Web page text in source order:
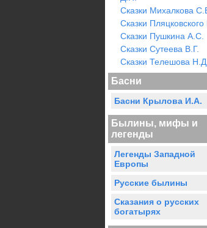
Сказки Михалкова
Сказки
Сказки Пушкина А.С.
Сказки Сутеева В.Г.
Сказки Телешова Н.Д.
Басни
Басни Крылова И.А.
Былины, мифы и
легенды
Легенды Западной
Европы
Русские былины
Сказания о русских
богатырях